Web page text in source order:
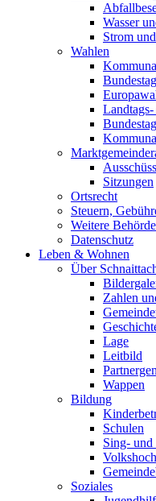
Wasser
Strom
Wahlen
Sitzungen
Ortsrecht
Steuern,
Weitere
Datenschutz
Leben & Wohnen
Über
Zahlen
Lage
Leitbild
Wappen
Bildung
Schulen
Sing-
Soziales